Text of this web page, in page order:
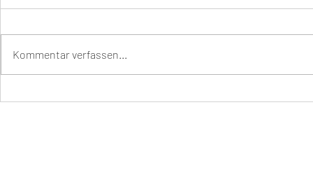
Die Kunst
Kommentar verfassen...